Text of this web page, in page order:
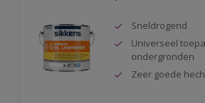
Sneldrogend
Universeel
ondergronden
Zeer goede